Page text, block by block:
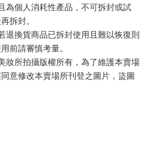
為個人消耗性產品，不可拆封或試
拆封。
退換貨商品已拆封使用且難以恢復則
前請審慎考量。
妝所拍攝版權所有，為了維護本賣場
意修改本賣場所刊登之圖片，盜圖